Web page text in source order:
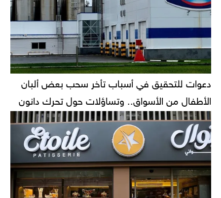
دعوات للتحقيق في أسباب تأخر سحب بعض ألبان
الأطفال من الأسواق.. وتساؤلات حول تحرك دانون